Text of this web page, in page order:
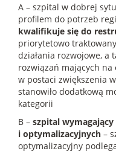
A – szpital w dobrej
profilem do potrzeb
kwalifikuje się do
priorytetowo
działania rozwojowe, a
rozwiązań mających
w postaci zwiększenia
stanowiło dodatkową
kategorii
B – szpital
i optymalizacyjnych –
optymalizacyjny